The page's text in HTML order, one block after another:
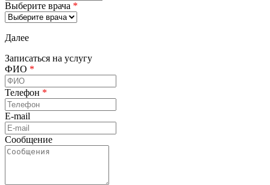
Выберите врача *
Далее
Записаться на услугу
ФИО *
Телефон *
E-mail
Сообщение